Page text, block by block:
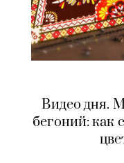
Видео дня.
бегоний: как